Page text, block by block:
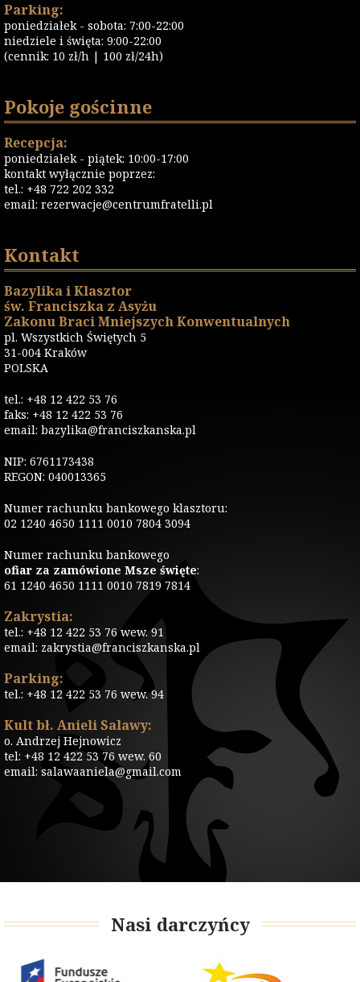
Parking:
poniedziałek - sobota: 7:00-22:00
niedziele i święta: 9:00-22:00
(cennik: 10 zł/h | 100 zł/24h)
Pokoje gościnne
Recepcja:
poniedziałek - piątek: 10:00-17:00
kontakt wyłącznie poprzez:
tel.: +48 722 202 332
email: rezerwacje@centrumfratelli.pl
Kontakt
Bazylika i Klasztor
św. Franciszka z Asyżu
Zakonu Braci Mniejszych Konwentualnych
pl. Wszystkich Świętych 5
31-004 Kraków
POLSKA
tel.: +48 12 422 53 76
faks: +48 12 422 53 76
email: bazylika@franciszkanska.pl
NIP: 6761173438
REGON: 040013365
Numer rachunku bankowego klasztoru:
02 1240 4650 1111 0010 7804 3094
Numer rachunku bankowego
ofiar za zamówione Msze święte:
61 1240 4650 1111 0010 7819 7814
Zakrystia:
tel.: +48 12 422 53 76 wew. 91
email: zakrystia@franciszkanska.pl
Parking:
tel.: +48 12 422 53 76 wew. 94
Kult bł. Anieli Salawy:
o. Andrzej Hejnowicz
tel: +48 12 422 53 76 wew. 60
email: salawaaniela@gmail.com
Nasi darczyńcy